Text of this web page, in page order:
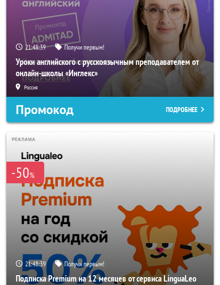
21:48:38 Получи первым!
Уроки английского с русскоязычным преподавателем от
онлайн-школы «Инглекс»
Россия
Промокод ПОДРОБНЕЕ
-50%
21:48:38 Получи первым!
Подписка Premium на 12 месяцев от сервиса LinguaLeo